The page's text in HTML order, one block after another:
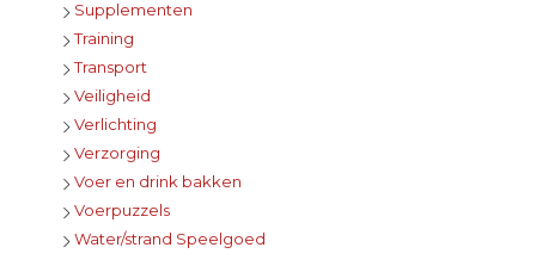
Supplementen
Training
Transport
Veiligheid
Verlichting
Verzorging
Voer en drink bakken
Voerpuzzels
Water/strand Speelgoed